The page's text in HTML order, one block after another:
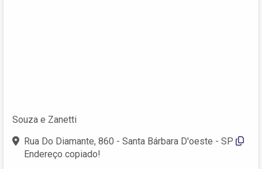
Souza e Zanetti
Rua Do Diamante, 860 - Santa Bárbara D'oeste - SP
Endereço copiado!